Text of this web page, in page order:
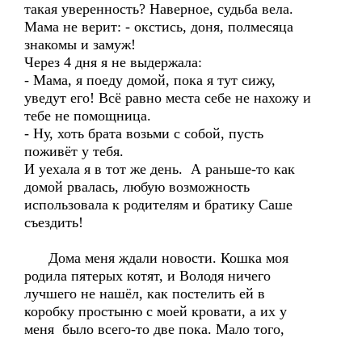
такая уверенность? Наверное, судьба вела.
Мама не верит: - окстись, доня, полмесяца
знакомы и замуж!
Через 4 дня я не выдержала:
- Мама, я поеду домой, пока я тут сижу,
уведут его! Всё равно места себе не нахожу и
тебе не помощница.
- Ну, хоть брата возьми с собой, пусть
поживёт у тебя.
И уехала я в тот же день. А раньше-то как
домой рвалась, любую возможность
использовала к родителям и братику Саше
съездить!
Дома меня ждали новости. Кошка моя
родила пятерых котят, и Володя ничего
лучшего не нашёл, как постелить ей в
коробку простыню с моей кровати, а их у
меня было всего-то две пока. Мало того,